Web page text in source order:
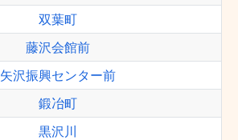
双葉町
藤沢会館前
矢沢振興センター前
鍛冶町
黒沢川